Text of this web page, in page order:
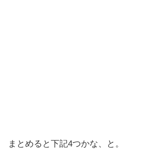
まとめると下記4つかな、と。